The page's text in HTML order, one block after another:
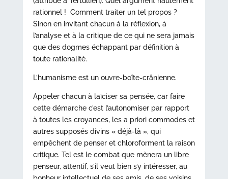
rationnel ! Comment traiter un tel propos ?
Sinon en invitant chacun à la réflexion, à
l’analyse et à la critique de ce qui ne sera jamais
que des dogmes échappant par définition à
toute rationalité.
L’humanisme est un ouvre-boîte-crânienne.
Appeler chacun à laïciser sa pensée, car faire
cette démarche c’est l’autonomiser par rapport
à toutes les croyances, les a priori commodes et
autres supposés divins « déjà-là », qui
empêchent de penser et chloroforment la raison
critique. Tel est le combat que mènera un libre
penseur, attentif, s’il veut bien s’y intéresser, au